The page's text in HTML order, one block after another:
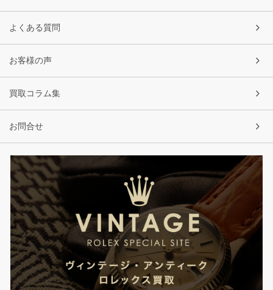
よくある質問
お客様の声
買取コラム集
お問合せ